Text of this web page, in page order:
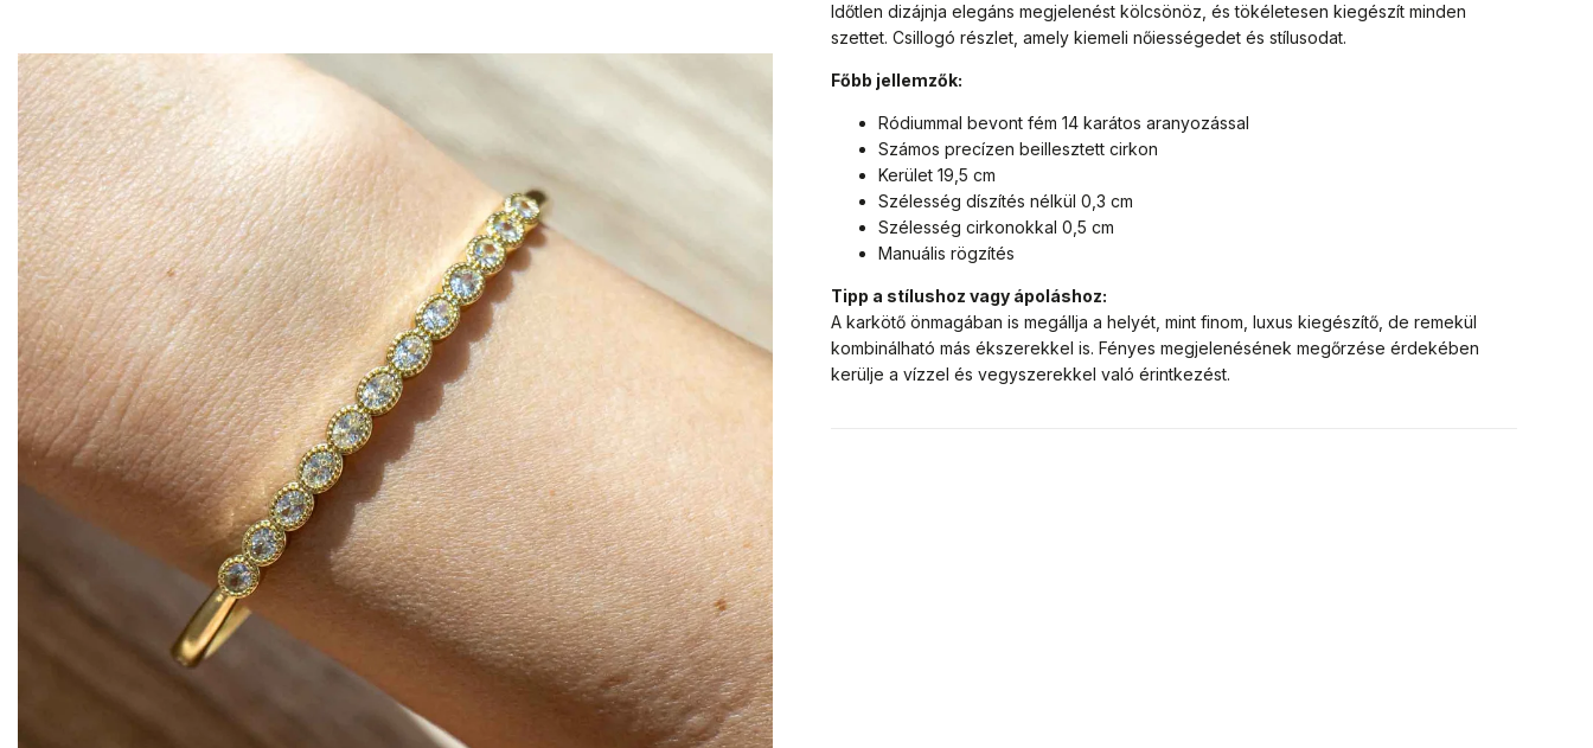
Időtlen dizájnja elegáns megjelenést kölcsönöz, és tökéletesen kiegészít minden
szettet. Csillogó részlet, amely kiemeli nőiességedet és stílusodat.
Főbb jellemzők:
Ródiummal bevont fém 14 karátos aranyozással
Számos precízen beillesztett cirkon
Kerület 19,5 cm
Szélesség díszítés nélkül 0,3 cm
Szélesség cirkonokkal 0,5 cm
Manuális rögzítés
Tipp a stílushoz vagy ápoláshoz:
A karkötő önmagában is megállja a helyét, mint finom, luxus kiegészítő, de remekül
kombinálható más ékszerekkel is. Fényes megjelenésének megőrzése érdekében
kerülje a vízzel és vegyszerekkel való érintkezést.